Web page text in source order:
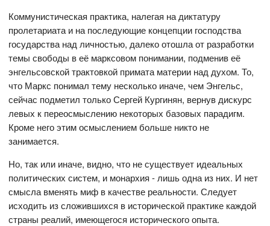
Коммунистическая практика, налегая на диктатуру
пролетариата и на последующие концепции господства
государства над личностью, далеко отошла от разработки
темы свободы в её марксовом понимании, подменив её
энгельсовской трактовкой примата материи над духом. То,
что Маркс понимал тему несколько иначе, чем Энгельс,
сейчас подметил только Сергей Кургинян, вернув дискурс
левых к переосмыслению некоторых базовых парадигм.
Кроме него этим осмыслением больше никто не
занимается.
Но, так или иначе, видно, что не существует идеальных
политических систем, и монархия - лишь одна из них. И нет
смысла вменять миф в качестве реальности. Следует
исходить из сложившихся в исторической практике каждой
страны реалий, имеющегося исторического опыта.